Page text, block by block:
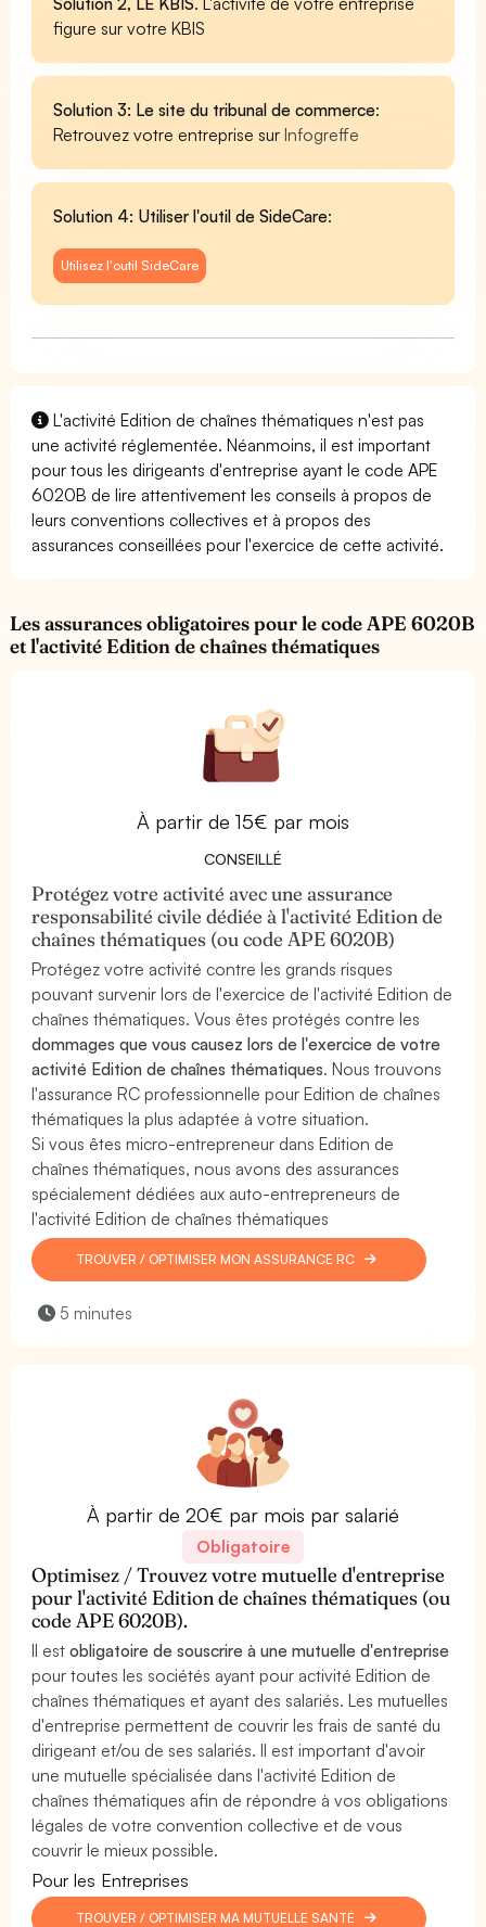
figure sur votre KBIS
Solution 3: Le site du tribunal de commerce:
Retrouvez votre entreprise surInfogreffe
Solution 4: Utiliser l'outil de SideCare:
Utilisez l'outil SideCare
L'activité Edition de chaînes thématiques n'est pas
une activité réglementée. Néanmoins, il est important
pour tous les dirigeants d'entreprise ayant le code APE
6020B de lire attentivement les conseils à propos de
leurs conventions collectives et à propos des
assurances conseillées pour l'exercice de cette activité.
Les assurances obligatoires pour le code APE 6020B
et l'activité Edition de chaînes thématiques
À partir de 15€ par mois
CONSEILLÉ
Protégez votre activité avec une assurance
responsabilité civile dédiée à l'activité Edition de
chaînes thématiques (ou code APE 6020B)
Protégez votre activité contre les grands risques
pouvant survenir lors de l'exercice de l'activité Edition de
chaînes thématiques. Vous êtes protégés contre les
dommages que vous causez lors de l'exercice de votre
activité Edition de chaînes thématiques. Nous trouvons
l'assurance RC professionnelle pour Edition de chaînes
thématiques la plus adaptée à votre situation.
Si vous êtes micro-entrepreneur dans Edition de
chaînes thématiques, nous avons des assurances
spécialement dédiées aux auto-entrepreneurs de
l'activité Edition de chaînes thématiques
TROUVER / OPTIMISER MON ASSURANCE RC
5 minutes
À partir de 20€ par mois par salarié
Obligatoire
Optimisez / Trouvez votre mutuelle d'entreprise
pour l'activité Edition de chaînes thématiques (ou
code APE 6020B).
Il estobligatoire de souscrire à une mutuelle d'entreprise
pour toutes les sociétés ayant pour activité Edition de
chaînes thématiques et ayant des salariés. Les mutuelles
d'entreprise permettent de couvrir les frais de santé du
dirigeant et/ou de ses salariés. Il est important d'avoir
une mutuelle spécialisée dans l'activité Edition de
chaînes thématiques afin de répondre à vos obligations
légales de votre convention collective et de vous
couvrir le mieux possible.
Pour les Entreprises
TROUVER / OPTIMISER MA MUTUELLE SANTÉ